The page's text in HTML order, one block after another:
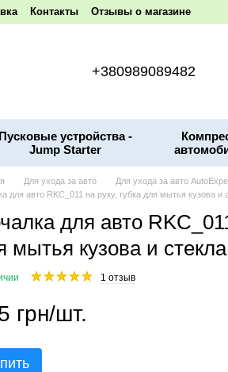
Контакты
Отзывы о магазине
+380989089482
Пусковые устройства -
Jump Starter
Для ухода за авто
Для ухода за авто
для авто RKC_011 на руку, губка для мытья кузова и
для авто
мытья кузова и
1 отзыв
грн/шт.